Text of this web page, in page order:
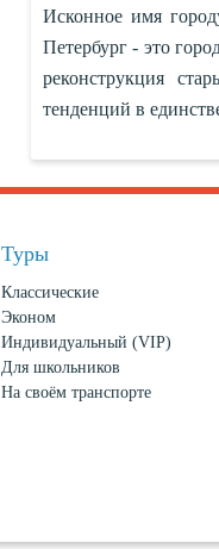
Исконное имя
Петербург - это
реконструкция
тенденций в
Туры
Классические
Эконом
Индивидуальный (VIP)
Для школьников
На своём транспорте